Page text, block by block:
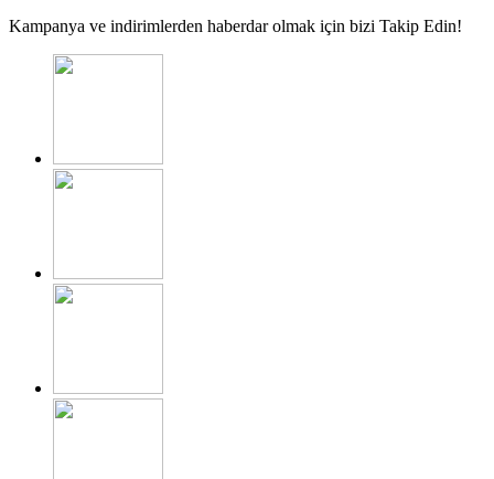
Kampanya ve indirimlerden haberdar olmak için bizi Takip Edin!